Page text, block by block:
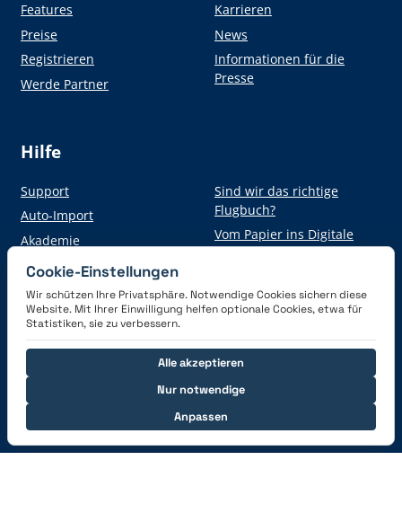
Features
Preise
Registrieren
Werde Partner
Karrieren
News
Informationen für die
Presse
Hilfe
Support
Auto-Import
Akademie
Sind wir das richtige
Flugbuch?
Vom Papier ins Digitale
Hol dir die App
Verbinde dich mit uns
Cookie-Einstellungen
Wir schützen Ihre Privatsphäre. Notwendige Cookies sichern diese
Website. Mit Ihrer Einwilligung helfen optionale Cookies, etwa für
Statistiken, sie zu verbessern.
Nur notwendige
Anpassen
Alle akzeptieren